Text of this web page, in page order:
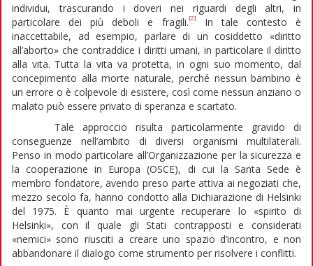
individui, trascurando i doveri nei riguardi degli altri, in
particolare dei più deboli e fragili. [2]
In tale contesto è
inaccettabile, ad esempio, parlare di un cosiddetto «diritto
all’aborto» che contraddice i diritti umani, in particolare il diritto
alla vita. Tutta la vita va protetta, in ogni suo momento, dal
concepimento alla morte naturale, perché nessun bambino è
un errore o è colpevole di esistere, così come nessun anziano o
malato può essere privato di speranza e scartato.
Tale approccio risulta particolarmente gravido di
conseguenze nell’ambito di diversi organismi multilaterali.
Penso in modo particolare all’Organizzazione per la sicurezza e
la cooperazione in Europa (OSCE), di cui la Santa Sede è
membro fondatore, avendo preso parte attiva ai negoziati che,
mezzo secolo fa, hanno condotto alla Dichiarazione di Helsinki
del 1975. È quanto mai urgente recuperare lo «spirito di
Helsinki», con il quale gli Stati contrapposti e considerati
«nemici» sono riusciti a creare uno spazio d’incontro, e non
abbandonare il dialogo come strumento per risolvere i conflitti.